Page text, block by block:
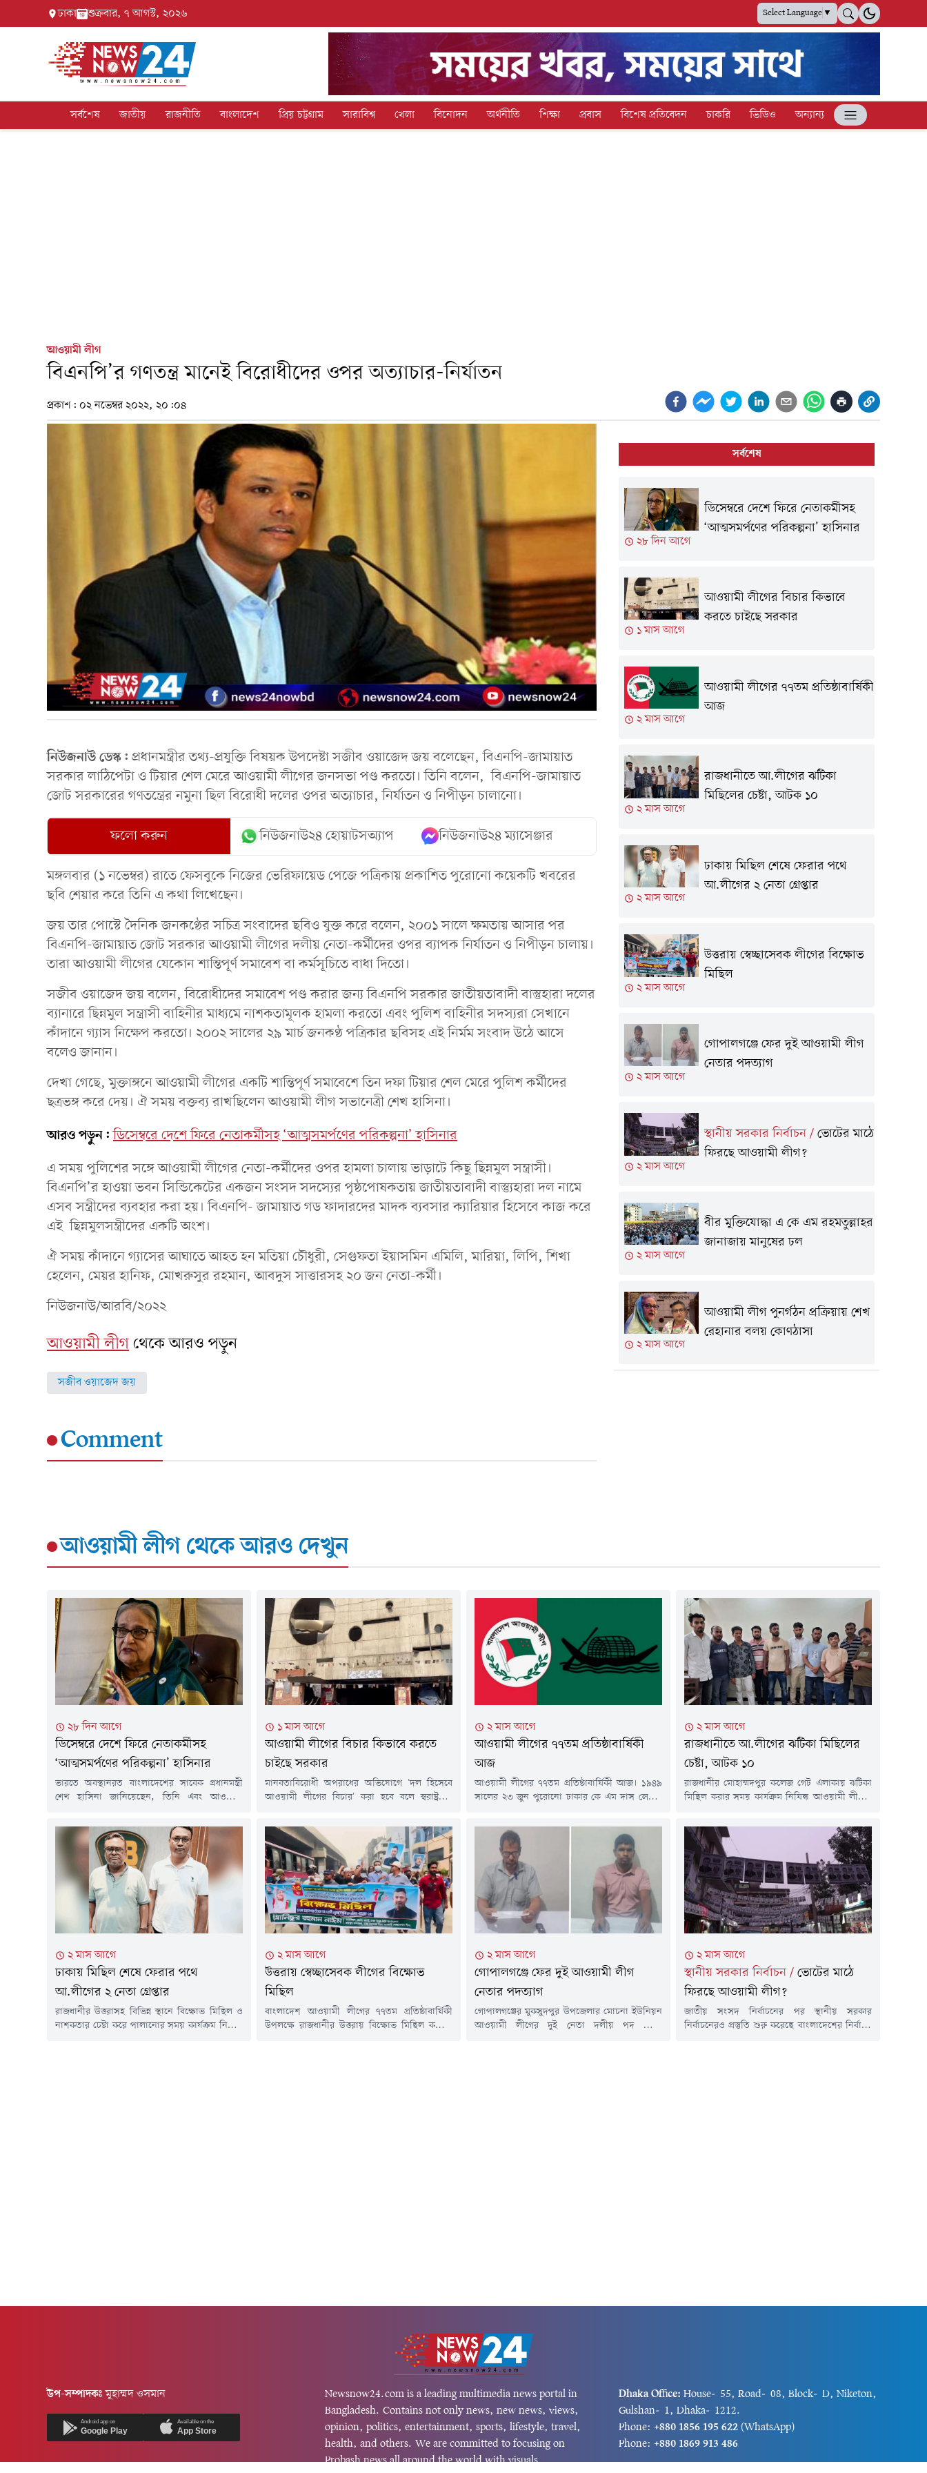
ঢাকা শুক্রবার, ৭ আগস্ট, ২০২৬ Select Language▼
সর্বশেষ জাতীয় রাজনীতি বাংলাদেশ প্রিয় চট্টগ্রাম সারাবিশ্ব খেলা বিনোদন অর্থনীতি শিক্ষা প্রবাস বিশেষ প্রতিবেদন চাকরি ভিডিও অন্যান্য
আওয়ামী লীগ
বিএনপি’র গণতন্ত্র মানেই বিরোধীদের ওপর অত্যাচার-নির্যাতন
প্রকাশ: ০২ নভেম্বর ২০২২, ২০:০৪
নিউজনাউ ডেস্ক: প্রধানমন্ত্রীর তথ্য-প্রযুক্তি বিষয়ক উপদেষ্টা সজীব ওয়াজেদ জয় বলেছেন, বিএনপি-জামায়াত
সরকার লাঠিপেটা ও টিয়ার শেল মেরে আওয়ামী লীগের জনসভা পণ্ড করতো। তিনি বলেন, বিএনপি-জামায়াত
জোট সরকারের গণতন্ত্রের নমুনা ছিল বিরোধী দলের ওপর অত্যাচার, নির্যাতন ও নিপীড়ন চালানো।
ফলো করুন নিউজনাউ২৪ হোয়াটসঅ্যাপ নিউজনাউ২৪ ম্যাসেঞ্জার
মঙ্গলবার (১ নভেম্বর) রাতে ফেসবুকে নিজের ভেরিফায়েড পেজে পত্রিকায় প্রকাশিত পুরোনো কয়েকটি খবরের
ছবি শেয়ার করে তিনি এ কথা লিখেছেন।
জয় তার পোস্টে দৈনিক জনকণ্ঠের সচিত্র সংবাদের ছবিও যুক্ত করে বলেন, ২০০১ সালে ক্ষমতায় আসার পর
বিএনপি-জামায়াত জোট সরকার আওয়ামী লীগের দলীয় নেতা-কর্মীদের ওপর ব্যাপক নির্যাতন ও নিপীড়ন চালায়।
তারা আওয়ামী লীগের যেকোন শান্তিপূর্ণ সমাবেশ বা কর্মসূচিতে বাধা দিতো।
সজীব ওয়াজেদ জয় বলেন, বিরোধীদের সমাবেশ পণ্ড করার জন্য বিএনপি সরকার জাতীয়তাবাদী বাস্তুহারা দলের
ব্যানারে ছিন্নমুল সন্ত্রাসী বাহিনীর মাধ্যমে নাশকতামূলক হামলা করতো এবং পুলিশ বাহিনীর সদস্যরা সেখানে
কাঁদানে গ্যাস নিক্ষেপ করতো। ২০০২ সালের ২৯ মার্চ জনকণ্ঠ পত্রিকার ছবিসহ এই নির্মম সংবাদ উঠে আসে
বলেও জানান।
দেখা গেছে, মুক্তাঙ্গনে আওয়ামী লীগের একটি শান্তিপূর্ণ সমাবেশে তিন দফা টিয়ার শেল মেরে পুলিশ কর্মীদের
ছত্রভঙ্গ করে দেয়। ঐ সময় বক্তব্য রাখছিলেন আওয়ামী লীগ সভানেত্রী শেখ হাসিনা।
আরও পড়ুন: ডিসেম্বরে দেশে ফিরে নেতাকর্মীসহ ‘আত্মসমর্পণের পরিকল্পনা’ হাসিনার
এ সময় পুলিশের সঙ্গে আওয়ামী লীগের নেতা-কর্মীদের ওপর হামলা চালায় ভাড়াটে কিছু ছিন্নমুল সন্ত্রাসী।
বিএনপি’র হাওয়া ভবন সিন্ডিকেটের একজন সংসদ সদস্যের পৃষ্ঠপোষকতায় জাতীয়তাবাদী বাস্ত্যুহারা দল নামে
এসব সন্ত্রীদের ব্যবহার করা হয়। বিএনপি- জামায়াত গড ফাদারদের মাদক ব্যবসার ক্যারিয়ার হিসেবে কাজ করে
এই ছিন্নমুলসন্ত্রীদের একটি অংশ।
ঐ সময় কাঁদানে গ্যাসের আঘাতে আহত হন মতিয়া চৌধুরী, সেগুফতা ইয়াসমিন এমিলি, মারিয়া, লিপি, শিখা
হেলেন, মেয়র হানিফ, মোখরুসুর রহমান, আবদুস সাত্তারসহ ২০ জন নেতা-কর্মী।
নিউজনাউ/আরবি/২০২২
আওয়ামী লীগথেকে আরও পড়ুন
সজীব ওয়াজেদ জয়
Comment
সর্বশেষ
২৮ দিন আগে
ডিসেম্বরে দেশে ফিরে নেতাকর্মীসহ
‘আত্মসমর্পণের পরিকল্পনা’ হাসিনার
১ মাস আগে
আওয়ামী লীগের বিচার কিভাবে
করতে চাইছে সরকার
২ মাস আগে
আওয়ামী লীগের ৭৭তম প্রতিষ্ঠাবার্ষিকী
আজ
২ মাস আগে
রাজধানীতে আ.লীগের ঝটিকা
মিছিলের চেষ্টা, আটক ১০
২ মাস আগে
ঢাকায় মিছিল শেষে ফেরার পথে
আ.লীগের ২ নেতা গ্রেপ্তার
২ মাস আগে
উত্তরায় স্বেচ্ছাসেবক লীগের বিক্ষোভ
মিছিল
২ মাস আগে
গোপালগঞ্জে ফের দুই আওয়ামী লীগ
নেতার পদত্যাগ
২ মাস আগে
স্থানীয় সরকার নির্বাচন/ ভোটের মাঠে
ফিরছে আওয়ামী লীগ?
২ মাস আগে
বীর মুক্তিযোদ্ধা এ কে এম রহমতুল্লাহর
জানাজায় মানুষের ঢল
২ মাস আগে
আওয়ামী লীগ পুনর্গঠন প্রক্রিয়ায় শেখ
রেহানার বলয় কোণঠাসা
আওয়ামী লীগথেকে আরও দেখুন
২৮ দিন আগে
ডিসেম্বরে দেশে ফিরে নেতাকর্মীসহ
‘আত্মসমর্পণের পরিকল্পনা’ হাসিনার
ভারতে অবস্থানরত বাংলাদেশের সাবেক প্রধানমন্ত্রী
শেখ হাসিনা জানিয়েছেন, তিনি এবং আওয়ামী
ফিরে আদালতে আত্মসমর্পণের পরিকল্পনা করছেন।
তবে দেশে ফিরলে তাকে গ্রেপ্তার করা হতে পারে,
এমনকি প্রাণনাশের ঝুঁকিও রয়েছে বলে আশঙ্কা প্রকাশ
করেছেন তিনি।রয়টার্সকে দেওয়া প্রায় এক ঘণ্টার এক
বিশেষ টেলিফোন সাক্ষাৎকারে শেখ হাসিনা...
১ মাস আগে
আওয়ামী লীগের বিচার কিভাবে করতে
চাইছে সরকার
মানবতাবিরোধী অপরাধের অভিযোগে 'দল হিসেবে
আওয়ামী লীগের বিচার' করা হবে বলে স্বরাষ্ট্রমন্ত্রী
অঙ্গনে নতুন করে আলোচনার জন্ম দিয়েছে। 'জুলাই
২৪ শহীদ পরিবার সোসাইটি' এবং 'আমরা জুলাই
যোদ্ধা' আয়োজিত 'জুলাই জাতীয় সম্মেলন-২০২৬'-এ
তিনি বলেন, সন্ত্রাসবিরোধী আইন ও আন্তর্জাতিক
অপরাধ ট্রাইব্যুনাল আইনে রাজনৈতিক দলের বিচার
করার...
২ মাস আগে
আওয়ামী লীগের ৭৭তম প্রতিষ্ঠাবার্ষিকী
আজ
আওয়ামী লীগের ৭৭তম প্রতিষ্ঠাবার্ষিকী আজ। ১৯৪৯
সালের ২৩ জুন পুরোনো ঢাকার কে এম দাস লেনের
প্রথম প্রধান বিরোধী দল হিসেবে পূর্ব পাকিস্তান
আওয়ামী মুসলিম লীগ প্রতিষ্ঠা লাভ করে।প্রথম
কাউন্সিলে মওলানা আব্দুল হামিদ খান ভাসানী এবং
শামসুল হককে দলের যথাক্রমে সভাপতি ও সাধারণ
সম্পাদক নির্বাচিত করা...
২ মাস আগে
রাজধানীতে আ.লীগের ঝটিকা মিছিলের
চেষ্টা, আটক ১০
রাজধানীর মোহাম্মদপুর কলেজ গেট এলাকায় ঝটিকা
মিছিল করার সময় কার্যক্রম নিষিদ্ধ আওয়ামী লীগের
(২১ জুন) সকালে তাদেরকে আটক করে মোহাম্মদপুর
থানা পুলিশ। পুলিশ জানায়, আজ সকালে কলেজগেট
এলাকায় নিষিদ্ধ আওয়ামী লীগ ও এর অঙ্গ-সংগঠনের
নেতা কর্মীরা মিছিল বের করলে সেখানে কর্তব্যরত
পুলিশ তাদের...
২ মাস আগে
ঢাকায় মিছিল শেষে ফেরার পথে
আ.লীগের ২ নেতা গ্রেপ্তার
রাজধানীর উত্তরাসহ বিভিন্ন স্থানে বিক্ষোভ মিছিল ও
নাশকতার চেষ্টা করে পালানোর সময় কার্যক্রম নিষিদ্ধ
২ মাস আগে
উত্তরায় স্বেচ্ছাসেবক লীগের বিক্ষোভ
মিছিল
বাংলাদেশ আওয়ামী লীগের ৭৭তম প্রতিষ্ঠাবার্ষিকী
উপলক্ষে রাজধানীর উত্তরায় বিক্ষোভ মিছিল করেছে
২ মাস আগে
গোপালগঞ্জে ফের দুই আওয়ামী লীগ
নেতার পদত্যাগ
গোপালগঞ্জের মুকসুদপুর উপজেলার মোচনা ইউনিয়ন
আওয়ামী লীগের দুই নেতা দলীয় পদ থেকে
২ মাস আগে
স্থানীয় সরকার নির্বাচন / ভোটের মাঠে
ফিরছে আওয়ামী লীগ?
জাতীয় সংসদ নির্বাচনের পর স্থানীয় সরকার
নির্বাচনেরও প্রস্তুতি শুরু করেছে বাংলাদেশের নির্বাচন
উপ-সম্পাদকঃমুহাম্মদ ওসমান
Android app on
Google Play
Available on the
App Store
Newsnow24.com is a leading multimedia news portal in
Bangladesh. Contains not only news, new news, views,
opinion, politics, entertainment, sports, lifestyle, travel,
health, and others. We are committed to focusing on
Probash news all around the world with visuals.
Dhaka Office: House-55, Road-08, Block-D, Niketon,
Gulshan-1, Dhaka-1212.
Phone: +880 1856 195 622 (WhatsApp)
Phone: +880 1869 913 486